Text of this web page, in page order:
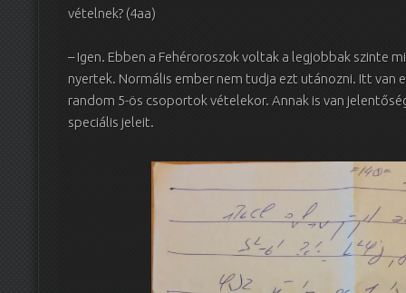
vételnek? (4aa)
– Igen. Ebben a Fehéroroszok voltak a legjobbak szinte
nyertek. Normális ember nem tudja ezt utánozni. Itt van
random 5-ös csoportok vételekor. Annak is van
speciális jeleit.